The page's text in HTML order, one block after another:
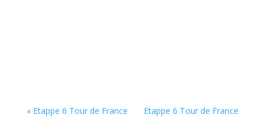
« Etappe 6 Tour de France
Etappe 6 Tour de France